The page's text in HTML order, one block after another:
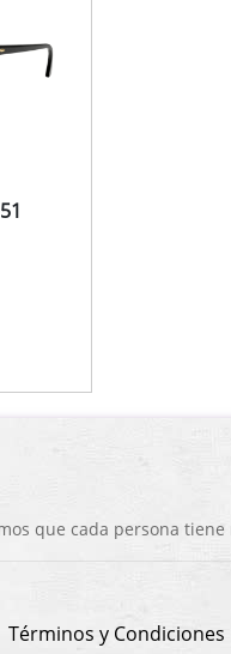
que cada persona
Términos y Condiciones